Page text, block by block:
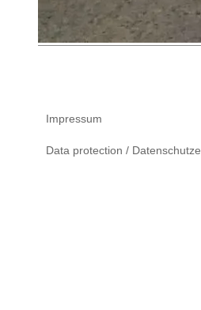
Impressum
Data protection /